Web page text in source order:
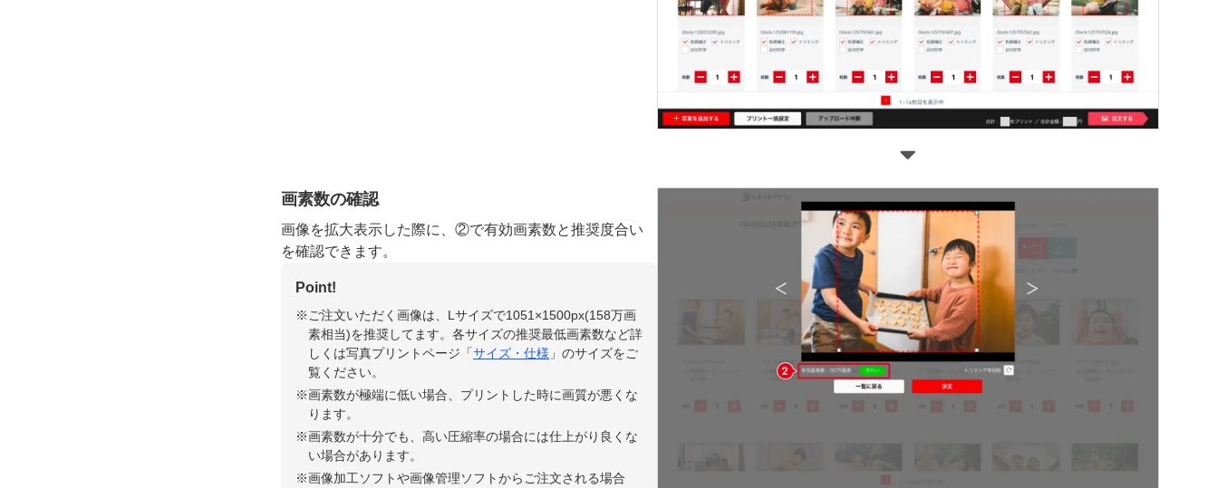
画素数の確認
画像を拡大表示した際に、②で有効画素数と推奨度合い
を確認できます。
Point!
ご注文いただく画像は、Lサイズで1051×1500px(158万画
素相当)を推奨してます。各サイズの推奨最低画素数など詳
しくは写真プリントページ「サイズ・仕様 」のサイズをご
覧ください。
画素数が極端に低い場合、プリントした時に画質が悪くな
ります。
画素数が十分でも、高い圧縮率の場合には仕上がり良くな
い場合があります。
画像加工ソフトや画像管理ソフトからご注文される場合